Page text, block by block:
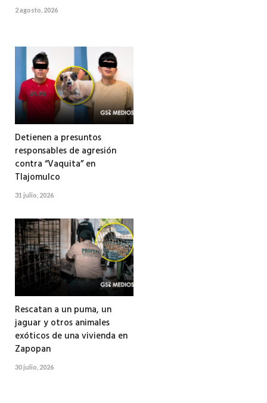
2 agosto, 2026
Detienen a presuntos
responsables de agresión
contra “Vaquita” en
Tlajomulco
31 julio, 2026
Rescatan a un puma, un
jaguar y otros animales
exóticos de una vivienda en
Zapopan
30 julio, 2026